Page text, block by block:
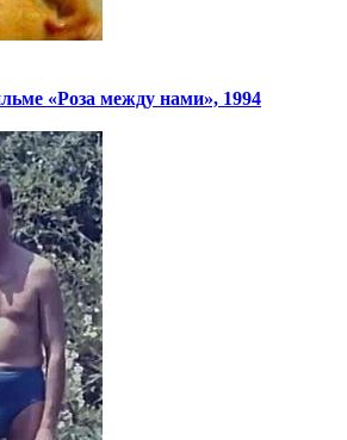
«Роза между нами», 1994